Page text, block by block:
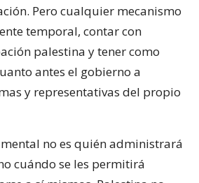
Pero cualquier mecanismo
temporal, contar con
palestina y tener como
antes el gobierno a
y representativas del propio
no es quién administrará
cuándo se les permitirá